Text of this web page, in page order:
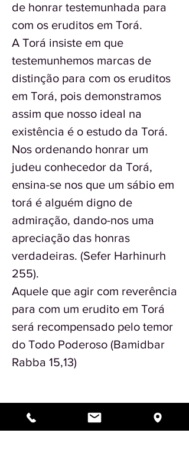
de honrar testemunhada para
com os eruditos em Torá.
A Torá insiste em que
testemunhemos marcas de
distinção para com os eruditos
em Torá, pois demonstramos
assim que nosso ideal na
existência é o estudo da Torá.
Nos ordenando honrar um
judeu conhecedor da Torá,
ensina-se nos que um sábio em
torá é alguém digno de
admiração, dando-nos uma
apreciação das honras
verdadeiras. (Sefer Harhinurh
255).
Aquele que agir com reverência
para com um erudito em Torá
será recompensado pelo temor
do Todo Poderoso (Bamidbar
Rabba 15,13)